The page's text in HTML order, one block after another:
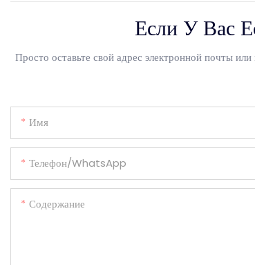
Если У Вас
Просто оставьте свой адрес электронной почты
Имя
Телефон/WhatsApp
Содержание